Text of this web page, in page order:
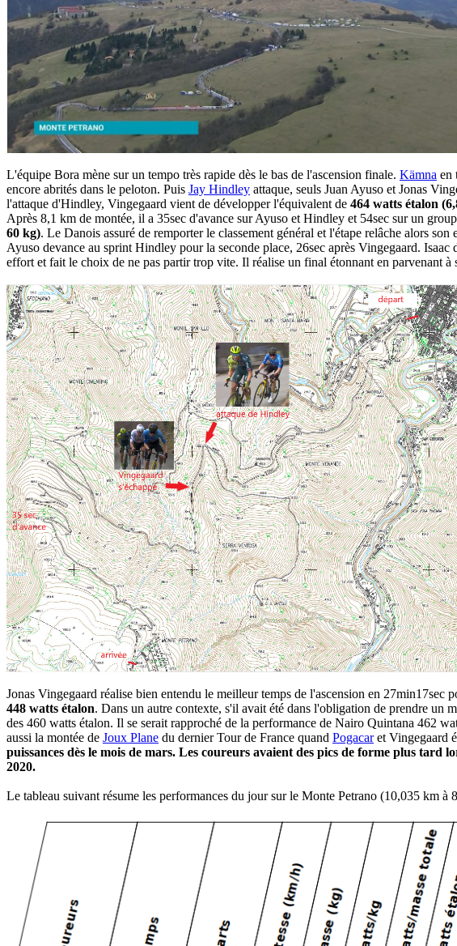
L'équipe Bora mène sur un tempo très rapide dès le bas de l'ascension finale. Kämna en
encore abrités dans le peloton. Puis Jay Hindley attaque, seuls Juan Ayuso et Jonas
l'attaque d'Hindley, Vingegaard vient de développer l'équivalent de 464 watts étalon
Après 8,1 km de montée, il a 35sec d'avance sur Ayuso et Hindley et 54sec sur un
60 kg). Le Danois assuré de remporter le classement général et l'étape relâche alors
Ayuso devance au sprint Hindley pour la seconde place, 26sec après Vingegaard.
effort et fait le choix de ne pas partir trop vite. Il réalise un final étonnant en parvenant à
Jonas Vingegaard réalise bien entendu le meilleur temps de l'ascension en 27min17sec
448 watts étalon. Dans un autre contexte, s'il avait été dans l'obligation de prendre un
des 460 watts étalon. Il se serait rapproché de la performance de Nairo Quintana 462
aussi la montée de Joux Plane du dernier Tour de France quand Pogacaret Vingegaard
puissances dès le mois de mars. Les coureurs avaient des pics de forme plus tard
2020.
Le tableau suivant résume les performances du jour sur le Monte Petrano (10,035 km à